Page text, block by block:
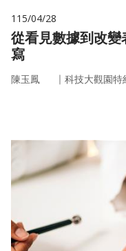
115/04/28
從看見數據到改
寫
陳玉鳳 ｜ 科技大觀園特